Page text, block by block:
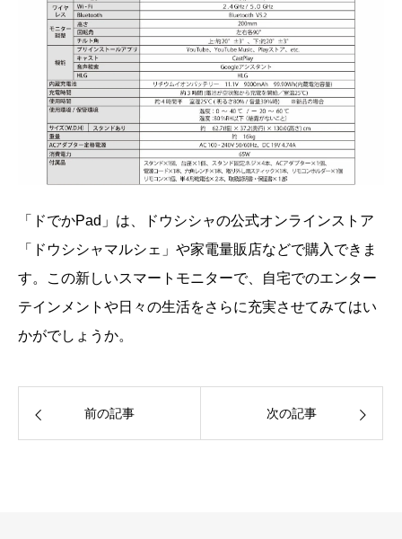
「ドでかPad」は、ドウシシャの公式オンラインストア
「ドウシシャマルシェ」や家電量販店などで購入できま
す。この新しいスマートモニターで、自宅でのエンター
テインメントや日々の生活をさらに充実させてみてはい
かがでしょうか。
前の記事 次の記事